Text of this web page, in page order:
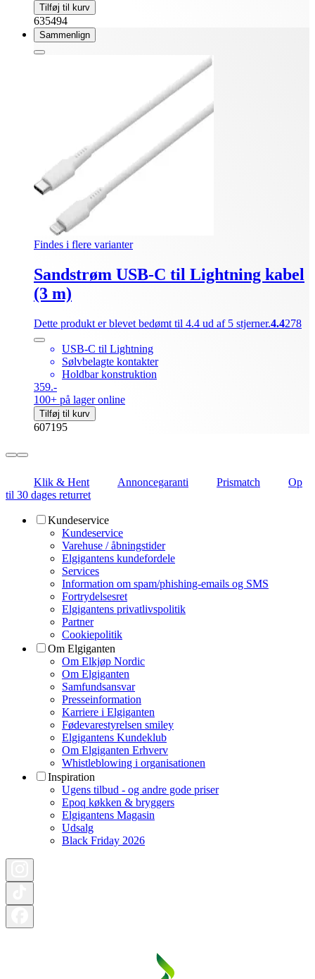
Tilføj til kurv
635494
Sammenlign
Findes i flere varianter
Sandstrøm USB-C til Lightning kabel
(3 m)
Dette produkt er blevet bedømt til 4.4 ud af 5 stjerner.4.4278
USB-C til Lightning
Sølvbelagte kontakter
Holdbar konstruktion
359.-
100+ på lager online
Tilføj til kurv
607195
Klik & Hent Annoncegaranti Prismatch
Op
til 30 dages returret
Kundeservice
Kundeservice
Varehuse / åbningstider
Elgigantens kundefordele
Services
Information om spam/phishing-emails og SMS
Fortrydelsesret
Elgigantens privatlivspolitik
Partner
Cookiepolitik
Om Elgiganten
Om Elkjøp Nordic
Om Elgiganten
Samfundsansvar
Presseinformation
Karriere i Elgiganten
Fødevarestyrelsen smiley
Elgigantens Kundeklub
Om Elgiganten Erhverv
Whistleblowing i organisationen
Inspiration
Ugens tilbud - og andre gode priser
Epoq køkken & bryggers
Elgigantens Magasin
Udsalg
Black Friday 2026